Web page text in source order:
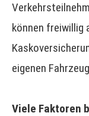
können freiwillig
eigenen
Viele Faktoren